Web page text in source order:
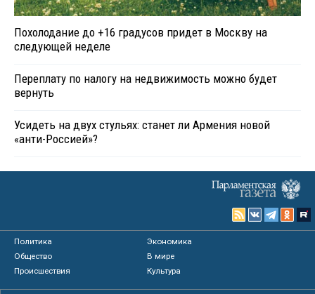
Похолодание до +16 градусов придет в Москву на
следующей неделе
Переплату по налогу на недвижимость можно будет
вернуть
Усидеть на двух стульях: станет ли Армения новой
«анти-Россией»?
Политика
Экономика
Общество
В мире
Происшествия
Культура